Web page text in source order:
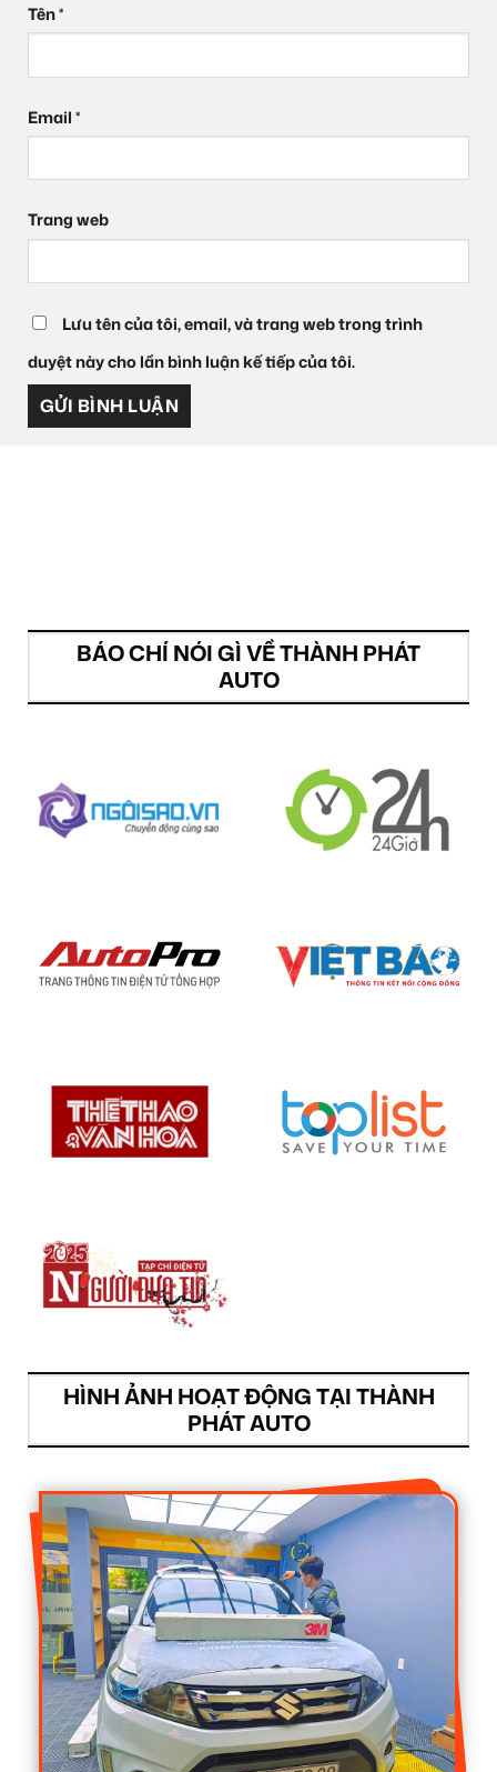
Tên*
Email*
Trang web
Lưu tên của tôi, email, và trang web trong trình
duyệt này cho lần bình luận kế tiếp của tôi.
BÁO CHÍ NÓI GÌ VỀ THÀNH PHÁT
AUTO
HÌNH ẢNH HOẠT ĐỘNG TẠI THÀNH
PHÁT AUTO